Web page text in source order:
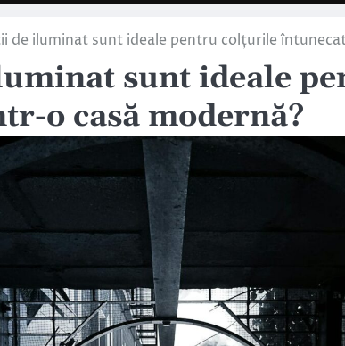
de iluminat sunt ideale pentru colțurile
sunt ideale
o casă modernă?